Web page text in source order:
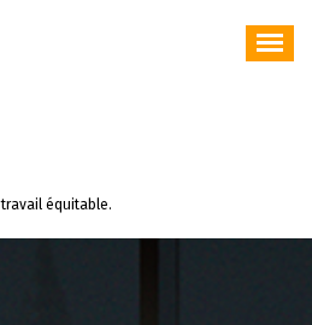
équitable.